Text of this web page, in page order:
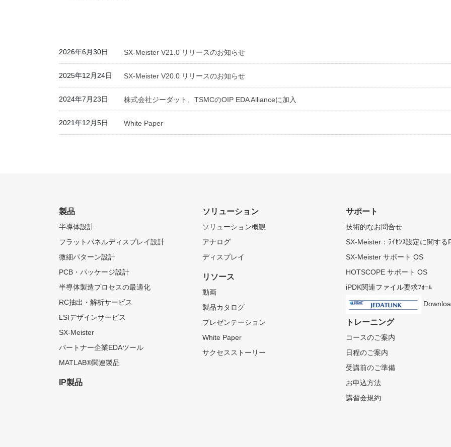
2026年6月30日 SX-Meister V21.0 リリースのお知らせ
2025年12月24日 SX-Meister V20.0 リリースのお知らせ
2024年7月23日 株式会社ジーダット、TSMCのOIP EDA Allianceに加入
2021年12月5日 White Paper
製品
半導体設計
フラットパネルディスプレイ設計
微細パターン設計
PCB・パッケージ設計
半導体製造プロセスの最適化
RC抽出・解析サービス
LSIデザインサービス
SX-Meister
パートナー企業EDAツール
MATLAB®関連製品
IP製品
ソリューション
ソリューション概観
アナログ
ディスプレイ
リソース
動画
製品カタログ
プレゼンテーション
White Paper
サクセスストーリー
サポート
技術的なお問合せ
SX-Meister：ﾗｲｾﾝｽ設定に関する
SX-Meister サポート OS
HOTSCOPE サポート OS
iPDK関連ファイル要求ﾌｫｰﾑ
トレーニング
コースのご案内
日程のご案内
受講前のご準備
お申込方法
講習会規約